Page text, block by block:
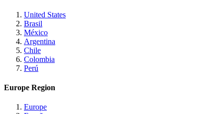
United States
Brasil
México
Argentina
Chile
Colombia
Perú
Europe Region
Europe